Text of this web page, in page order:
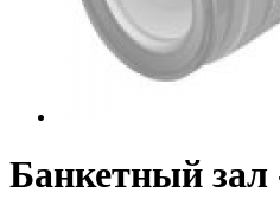
Банкетный